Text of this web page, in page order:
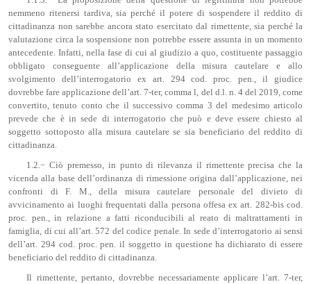
nemmeno ritenersi tardiva, sia perché il potere di sospendere il reddito di
cittadinanza non sarebbe ancora stato esercitato dal rimettente, sia perché la
valutazione circa la sospensione non potrebbe essere assunta in un momento
antecedente. Infatti, nella fase di cui al giudizio a quo, costituente passaggio
obbligato conseguente all’applicazione della misura cautelare e allo
svolgimento dell’interrogatorio ex art. 294 cod. proc. pen., il giudice
dovrebbe fare applicazione dell’art. 7-ter, comma l, del d.l. n. 4 del 2019, come
convertito, tenuto conto che il successivo comma 3 del medesimo articolo
prevede che è in sede di interrogatorio che può e deve essere chiesto al
soggetto sottoposto alla misura cautelare se sia beneficiario del reddito di
cittadinanza.
1.2.− Ciò premesso, in punto di rilevanza il rimettente precisa che la
vicenda alla base dell’ordinanza di rimessione origina dall’applicazione, nei
confronti di F. M., della misura cautelare personale del divieto di
avvicinamento ai luoghi frequentati dalla persona offesa ex art. 282-bis cod.
proc. pen., in relazione a fatti riconducibili al reato di maltrattamenti in
famiglia, di cui all’art. 572 del codice penale. In sede d’interrogatorio ai sensi
dell’art. 294 cod. proc. pen. il soggetto in questione ha dichiarato di essere
beneficiario del reddito di cittadinanza.
Il rimettente, pertanto, dovrebbe necessariamente applicare l’art. 7-ter,